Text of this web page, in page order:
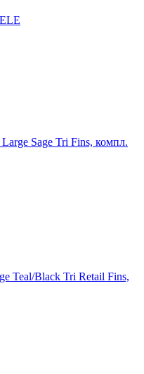
Sage Tri Fins, компл.
Teal/Black Tri Retail Fins,